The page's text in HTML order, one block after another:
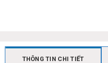
THÔNG TIN CHI TIẾT